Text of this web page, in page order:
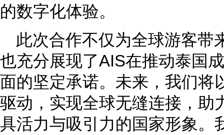
的数字化体验。
此次合作不仅为全球游客带
也充分展现了AIS在推动泰国
面的坚定承诺。未来，我们将
驱动，实现全球无缝连接，助
具活力与吸引力的国家形象。